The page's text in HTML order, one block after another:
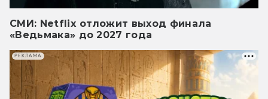
СМИ: Netflix отложит выход финала
«Ведьмака» до 2027 года
РЕКЛАМА